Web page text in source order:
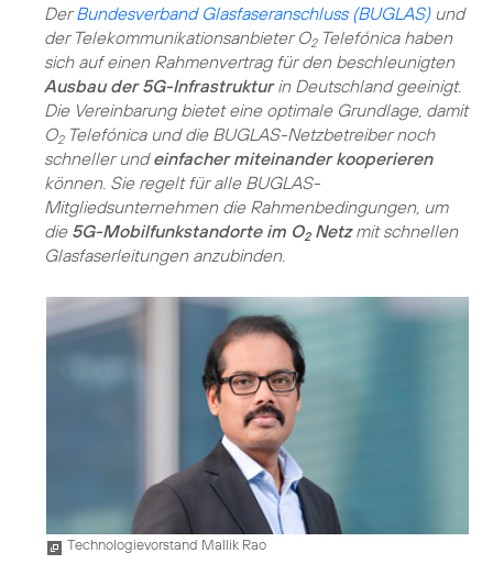
DerBundesverband Glasfaseranschluss (BUGLAS)und
der Telekommunikationsanbieter O2Telefónica haben
sich auf einen Rahmenvertrag für den beschleunigten
Ausbau der 5G-Infrastrukturin Deutschland geeinigt.
Die Vereinbarung bietet eine optimale Grundlage, damit
O2Telefónica und die BUGLAS-Netzbetreiber noch
schneller undeinfacher miteinander kooperieren
können. Sie regelt für alle BUGLAS-
Mitgliedsunternehmen die Rahmenbedingungen, um
die 5G-Mobilfunkstandorte im O2Netzmit schnellen
Glasfaserleitungen anzubinden.
Technologievorstand Mallik Rao